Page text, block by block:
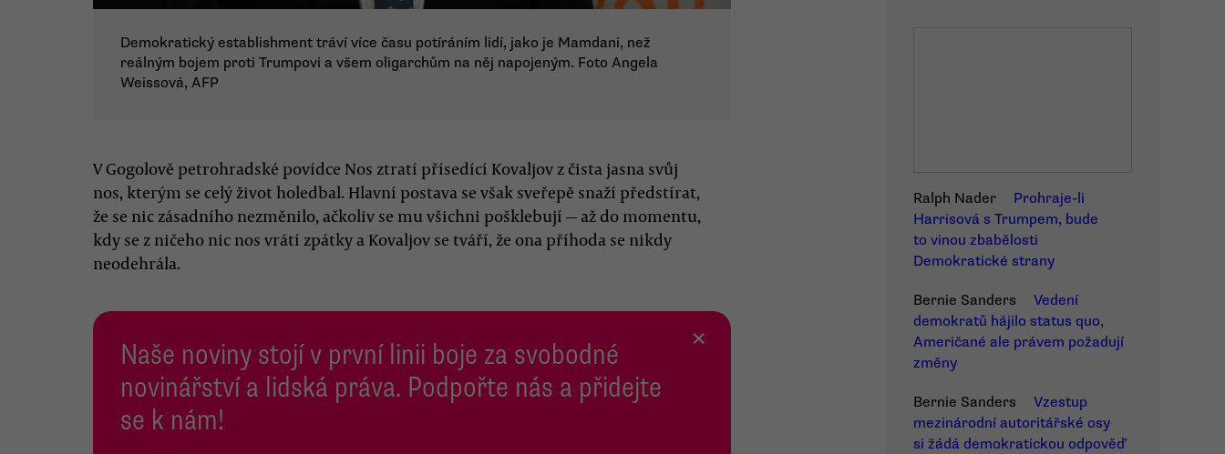
Demokratický establishment tráví více času potíráním lidí, jako je Mamdani, než
reálným bojem proti Trumpovi a všem oligarchům na něj napojeným. Foto Angela
Weissová, AFP
V Gogolově petrohradské povídce Nos ztratí přísedící Kovaljov z čista jasna svůj
nos, kterým se celý život holedbal. Hlavní postava se však sveřepě snaží předstírat,
že se nic zásadního nezměnilo, ačkoliv se mu všichni pošklebují — až do momentu,
kdy se z ničeho nic nos vrátí zpátky a Kovaljov se tváří, že ona příhoda se nikdy
neodehrála.
Naše noviny stojí v první linii boje za svobodné
novinářství a lidská práva. Podpořte nás a přidejte
se k nám!
×
Ralph Nader
Prohraje-li
Harrisová s Trumpem, bude
to vinou zbabělosti
Demokratické strany
Bernie Sanders
Vedení
demokratů hájilo status quo,
Američané ale právem požadují
změny
Bernie Sanders
Vzestup
mezinárodní autoritářské osy
si žádá demokratickou odpověď